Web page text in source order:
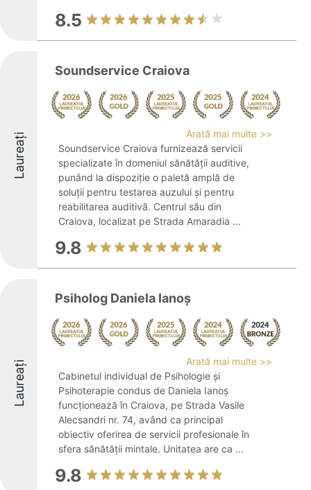
8.5
Laureați
Soundservice Craiova
Arată mai multe >>
Soundservice Craiova furnizează servicii
specializate în domeniul sănătății auditive,
punând la dispoziție o paletă amplă de
soluții pentru testarea auzului și pentru
reabilitarea auditivă. Centrul său din
Craiova, localizat pe Strada Amaradia ...
9.8
Laureați
Psiholog Daniela Ianoş
Arată mai multe >>
Cabinetul individual de Psihologie și
Psihoterapie condus de Daniela Ianoș
funcționează în Craiova, pe Strada Vasile
Alecsandri nr. 74, având ca principal
obiectiv oferirea de servicii profesionale în
sfera sănătății mintale. Unitatea are ca ...
9.8